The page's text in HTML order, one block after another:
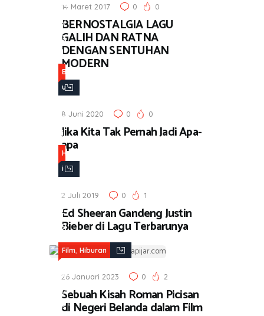
M
u
s
i
k
u
r
a
n
,
M
s
i
k
14 Maret 2017 0 0
BERNOSTALGIA LAGU
GALIH DAN RATNA
DENGAN SENTUHAN
MODERN
B
u
u
,
H
i
b
u
r
a
8 Juni 2020 0 0
Jika Kita Tak Pernah Jadi Apa-
apa
H
i
u
r
a
n
,
M
u
s
2 Juli 2019 0 1
Ed Sheeran Gandeng Justin
Bieber di Lagu Terbarunya
Film, Hiburan
26 Januari 2023 0 2
Sebuah Kisah Roman Picisan
di Negeri Belanda dalam Film